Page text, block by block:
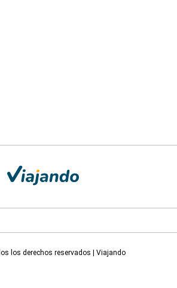
los derechos reservados | Viajando